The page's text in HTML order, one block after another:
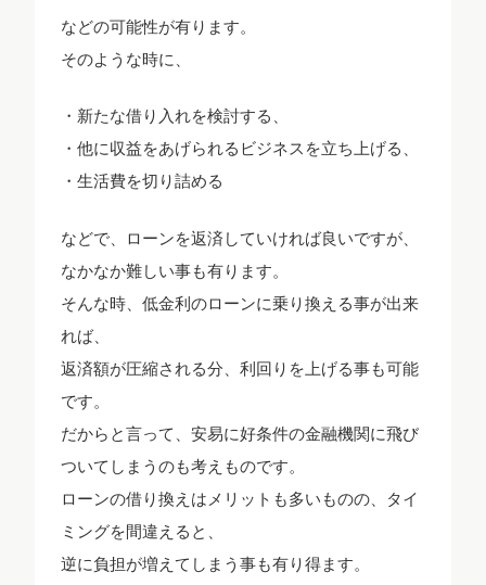
などの可能性が有ります。
そのような時に、
・新たな借り入れを検討する、
・他に収益をあげられるビジネスを立ち上げる、
・生活費を切り詰める
などで、ローンを返済していければ良いですが、
なかなか難しい事も有ります。
そんな時、低金利のローンに乗り換える事が出来
れば、
返済額が圧縮される分、利回りを上げる事も可能
です。
だからと言って、安易に好条件の金融機関に飛び
ついてしまうのも考えものです。
ローンの借り換えはメリットも多いものの、タイ
ミングを間違えると、
逆に負担が増えてしまう事も有り得ます。